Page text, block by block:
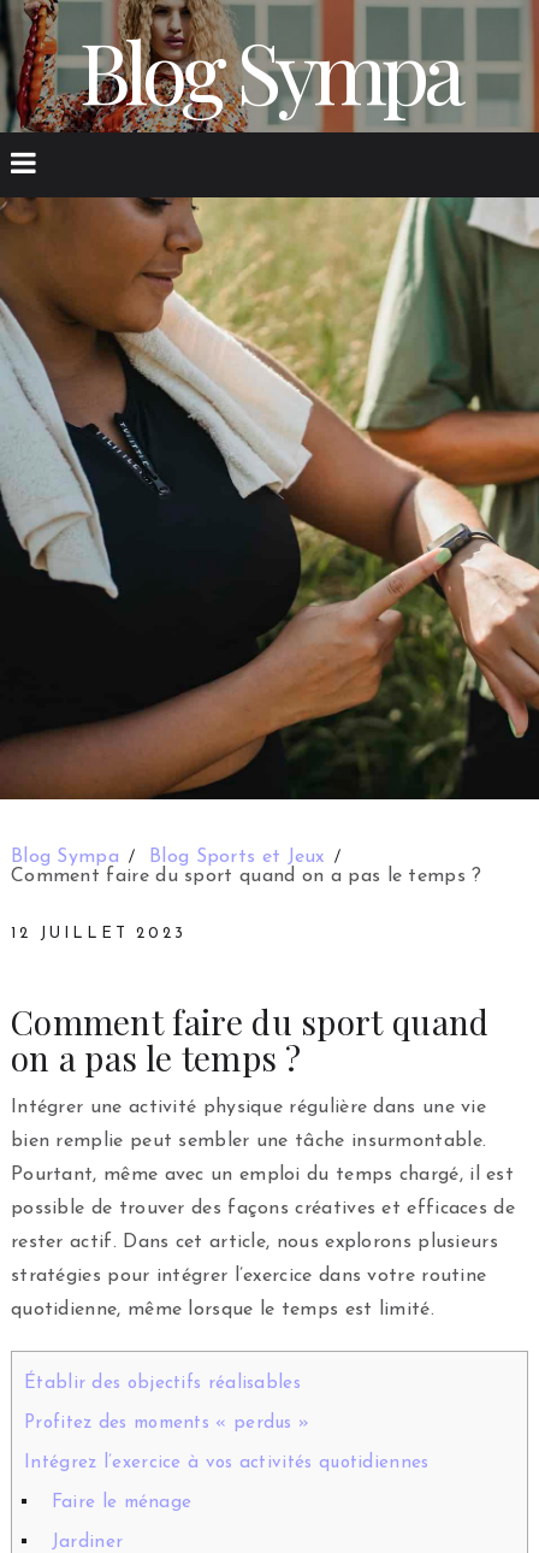
Blog Sympa
Blog Sympa
Blog Sports et Jeux
Comment faire du sport quand on a pas le temps ?
12 JUILLET 2023
Comment faire du sport quand
on a pas le temps ?
Intégrer une activité physique régulière dans une vie
bien remplie peut sembler une tâche insurmontable.
Pourtant, même avec un emploi du temps chargé, il est
possible de trouver des façons créatives et efficaces de
rester actif. Dans cet article, nous explorons plusieurs
stratégies pour intégrer l’exercice dans votre routine
quotidienne, même lorsque le temps est limité.
Établir des objectifs réalisables
Profitez des moments « perdus »
Intégrez l’exercice à vos activités quotidiennes
Faire le ménage
Jardiner